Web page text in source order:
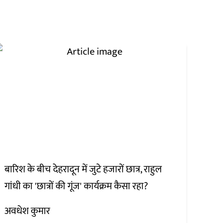
बारिश के बीच देहरादून में जुटे हजारों छात्र, राहुल
गांधी का 'छात्रों की गूंज' कार्यक्रम कैसा रहा?
अवधेश कुमार